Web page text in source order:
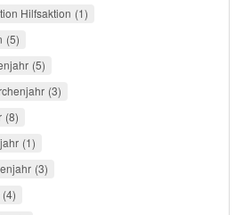
Hilfsaktion 1
5
5
3
8
1
3
4